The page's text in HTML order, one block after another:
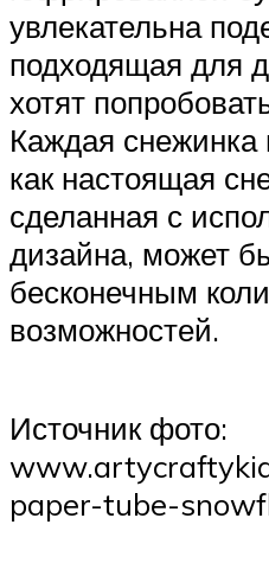
увлекательна
подходящая для
хотят
Каждая
как настоящая
сделанная с
дизайна, может
бесконечным
возможностей.
Источник фото:
paper-tube-